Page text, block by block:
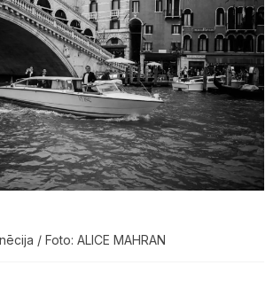
/ Foto: ALICE MAHRAN